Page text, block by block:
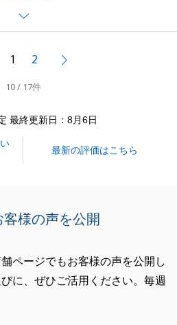
中、何かあれば迅速にご対応
には様々ご協力いただき、助
のご協力のおかげでございま
。
のことがございましたらまた
と幸いでございます。
閉じる
1 2
10 / 17件
最終更新日：8月6日
最新の評価はこちら
様の声を公開
ページでもお客様の声を公開し
に、ぜひご活用ください。毎週